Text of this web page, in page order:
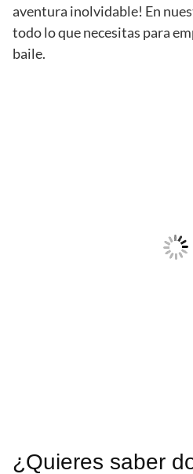
aventura inolvidable! En
todo lo que necesitas para
baile.
¿Quieres saber